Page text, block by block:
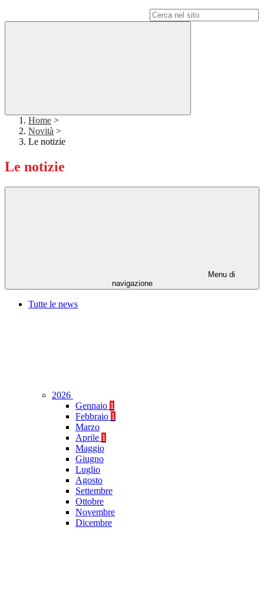
Home >
Novità >
Le notizie
Le notizie
Menu di
navigazione
Tutte le news
2026
Gennaio 1
Febbraio 1
Marzo
Aprile 1
Maggio
Giugno
Luglio
Agosto
Settembre
Ottobre
Novembre
Dicembre